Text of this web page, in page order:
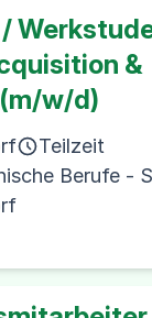
&
w/d)
Teilzeit
Berufe -